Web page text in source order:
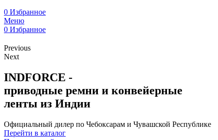
0 Избранное
Меню
0 Избранное
Previous
Next
INDFORCE -
приводные ремни и конвейерные
ленты из Индии
Официальный дилер по Чебоксарам и Чувашской Республике
Перейти в каталог